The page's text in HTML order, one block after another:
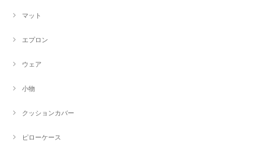
マット
エプロン
ウェア
小物
クッションカバー
ピローケース